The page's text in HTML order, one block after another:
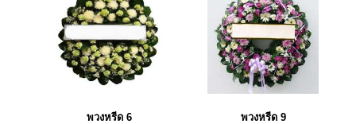
พวงหรีด 6 พวงหรีด 9